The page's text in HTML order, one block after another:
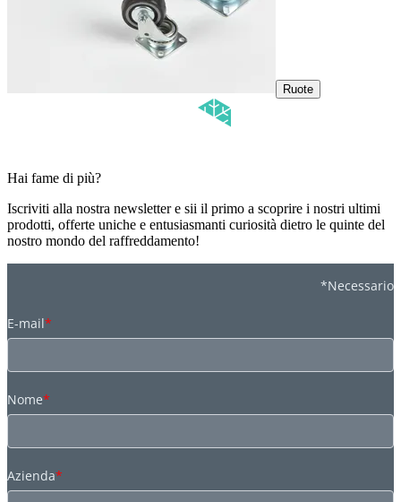
Ruote
Hai fame di più?
Iscriviti alla nostra newsletter e sii il primo a scoprire i nostri ultimi
prodotti, offerte uniche e entusiasmanti curiosità dietro le quinte del
nostro mondo del raffreddamento!
*Necessario
E-mail*
Nome*
Azienda*